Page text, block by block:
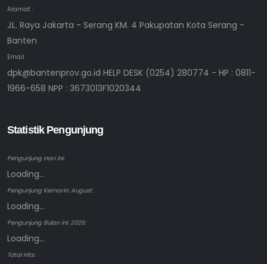
Alamat :
JL. Raya Jakarta - Serang KM. 4 Pakupatan Kota Serang -
Banten
Email :
dpk@bantenprov.go.id HELP DESK (0254) 280774 - HP : 0811-
1966-658 NPP : 3673013F1020344
Statistik Pengunjung
Pengunjung Hari ini:
Loading...
Pengunjung Kemarin: August:
Loading...
Pengunjung Bulan ini: 2026:
Loading...
Total Hits: